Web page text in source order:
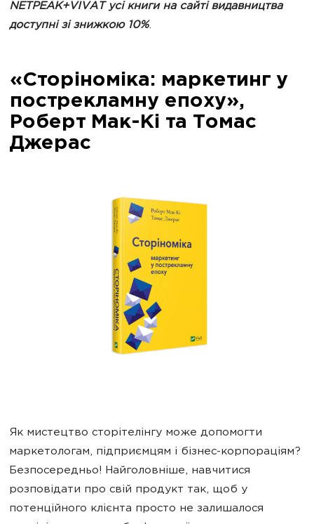
NETPEAK+VIVAT усі книги на сайті видавництва
доступні зі знижкою 10%.
«Сторіноміка: маркетинг у
пострекламну епоху»,
Роберт Мак-Кі та Томас
Джерас
Як мистецтво сторітелінгу може допомогти
маркетологам, підприємцям і бізнес-корпораціям?
Безпосередньо! Найголовніше, навчитися
розповідати про свій продукт так, щоб у
потенційного клієнта просто не залишалося